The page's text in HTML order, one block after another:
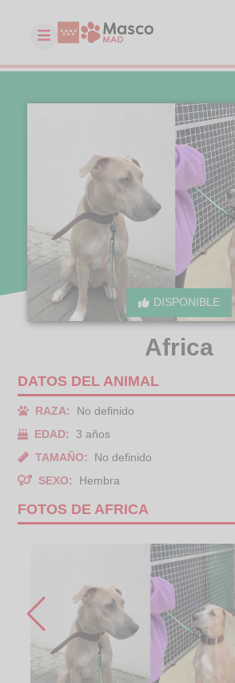
DISPONIBLE
Africa
DATOS DEL ANIMAL
RAZA:
No definido
EDAD:
3 años
TAMAÑO:
No definido
SEXO:
Hembra
FOTOS DE AFRICA